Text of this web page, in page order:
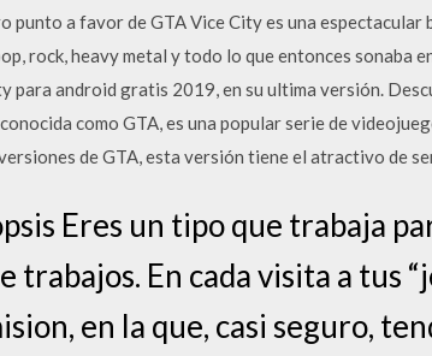
a favor de GTA Vice City es una espectacular
rock, heavy metal y todo lo que entonces sonaba
para android gratis 2019, en su ultima versión.
como GTA, es una popular serie de
de GTA, esta versión tiene el atractivo de
Eres un tipo que trabaja
En cada visita a tus
en la que, casi seguro,